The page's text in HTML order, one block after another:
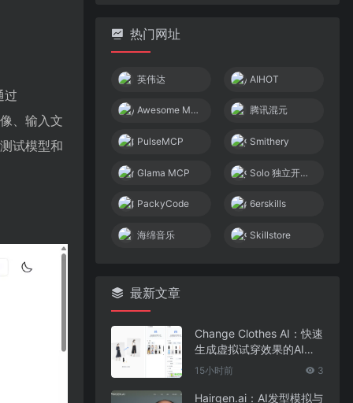
过
、输入文
试模型和
热门网址
英伟达 AIHOT
Awesome MCP Servers 腾讯混元
PulseMCP Smithery
Glama MCP Solo 独立开发者社区
PackyCode 6erskills
海绵音乐 Skillstore
最新文章
Change Clothes AI：快速
生成虚拟试穿效果的AI换
装工具
15小时前 3
Hairgen.ai：AI发型模拟与